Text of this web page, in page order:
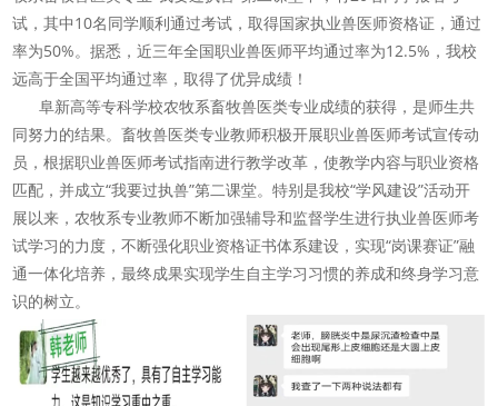
试，其中10名同学顺利通过考试，取得国家执业兽医师资格证，通过
率为50%。据悉，近三年全国职业兽医师平均通过率为12.5%，我校
远高于全国平均通过率，取得了优异成绩！
阜新高等专科学校农牧系畜牧兽医类专业成绩的获得，是师生共
同努力的结果。畜牧兽医类专业教师积极开展职业兽医师考试宣传动
员，根据职业兽医师考试指南进行教学改革，使教学内容与职业资格
匹配，并成立“我要过执兽”第二课堂。特别是我校“学风建设”活动开
展以来，农牧系专业教师不断加强辅导和监督学生进行执业兽医师考
试学习的力度，不断强化职业资格证书体系建设，实现“岗课赛证”融
通一体化培养，最终成果实现学生自主学习习惯的养成和终身学习意
识的树立。